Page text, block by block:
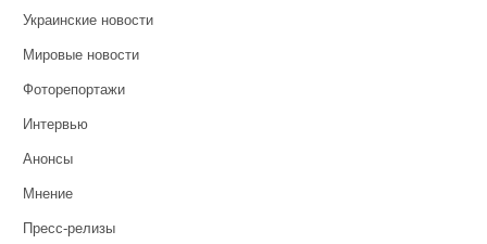
Украинские новости
Мировые новости
Фоторепортажи
Интервью
Анонсы
Мнение
Пресс-релизы